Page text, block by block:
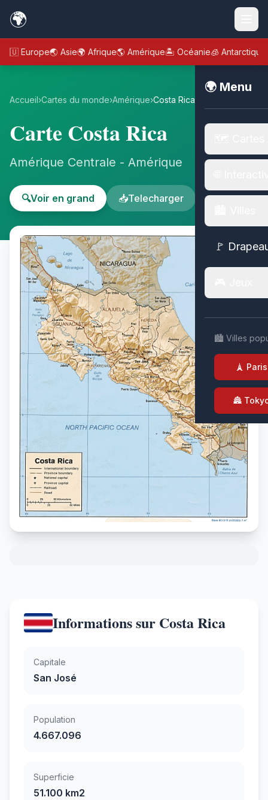
🌍
🇪🇺 Europe🌏 Asie🌍 Afrique🌎 Amérique🏝️ Océanie🧊 Antarctique
🌍 Menu
🚩
🏙️ Villes
🗼 Paris
🏯
Accueil›Cartes du monde›Amérique›Costa Rica
Carte Costa Rica
Amérique Centrale - Amérique
🔍Voir en grand 📥Telecharger
Informations sur Costa Rica
Capitale
San José
Population
4.667.096
Superficie
51.100 km2